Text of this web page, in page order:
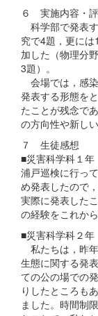
６ 実施内容・
科学部で発表
究で4題，更に
加した（物理分
3題）。
会場では，感
発表する形態を
たことが残念で
の方向性や新し
７ 生徒感想
■災害科学科１
浦戸巡検に行っ
め発表したので
実際に発表した
の経験をこれか
■災害科学科２
私たちは，昨
生態に関する発
ての公の場での
りしたところも
ました。時間制